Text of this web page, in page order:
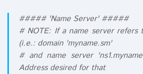
##### 'Name Server' #####
# NOTE: If a name server refers
(i.e.: domain 'myname.sm'
# and name server
Address desired for that